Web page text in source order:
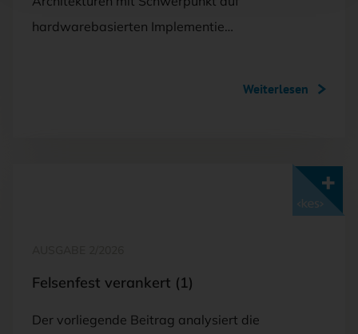
hardwarebasierten Implementie…
Weiterlesen
Felsenfest verankert (1)
Der vorliegende Beitrag analysiert die